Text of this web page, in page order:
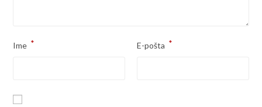
Ime * E-pošta *